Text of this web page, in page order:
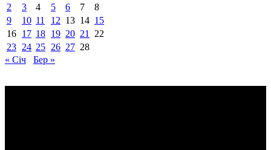
2
3 4 5 6 7
8
9
10 11 12 13 14 15
16 17 18 19 20 21
22
23 24 25 26 27 28
« Січ
Бер »